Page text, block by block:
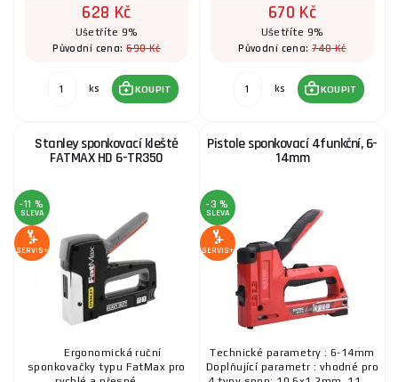
628 Kč
Ušetříte 9%
Původní cena:690 Kč
ks KOUPIT
670 Kč
Ušetříte 9%
Původní cena:740 Kč
ks KOUPIT
Stanley sponkovací kleště
FATMAX HD 6-TR350
-11 %
SLEVA
SERVIS+
Ergonomická ruční
sponkovačky typu FatMax pro
Pistole sponkovací 4funkční, 6-
14mm
-3 %
SLEVA
SERVIS+
Technické parametry : 6-14mm
Doplňující parametr : vhodné pro